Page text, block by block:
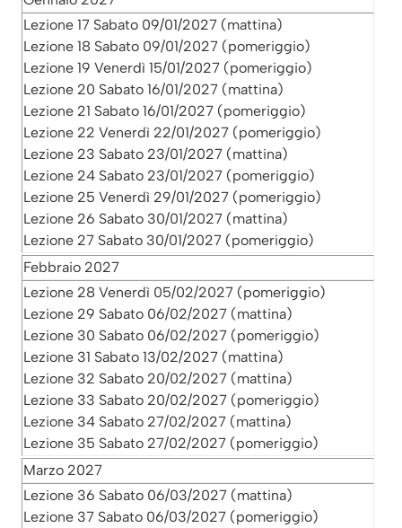
Lezione 17 Sabato 09/01/2027 (mattina)
Lezione 18 Sabato 09/01/2027 (pomeriggio)
Lezione 19 Venerdì 15/01/2027 (pomeriggio)
Lezione 20 Sabato 16/01/2027 (mattina)
Lezione 21 Sabato 16/01/2027 (pomeriggio)
Lezione 22 Venerdì 22/01/2027 (pomeriggio)
Lezione 23 Sabato 23/01/2027 (mattina)
Lezione 24 Sabato 23/01/2027 (pomeriggio)
Lezione 25 Venerdì 29/01/2027 (pomeriggio)
Lezione 26 Sabato 30/01/2027 (mattina)
Lezione 27 Sabato 30/01/2027 (pomeriggio)
Febbraio 2027
Lezione 28 Venerdì 05/02/2027 (pomeriggio)
Lezione 29 Sabato 06/02/2027 (mattina)
Lezione 30 Sabato 06/02/2027 (pomeriggio)
Lezione 31 Sabato 13/02/2027 (mattina)
Lezione 32 Sabato 20/02/2027 (mattina)
Lezione 33 Sabato 20/02/2027 (pomeriggio)
Lezione 34 Sabato 27/02/2027 (mattina)
Lezione 35 Sabato 27/02/2027 (pomeriggio)
Marzo 2027
Lezione 36 Sabato 06/03/2027 (mattina)
Lezione 37 Sabato 06/03/2027 (pomeriggio)